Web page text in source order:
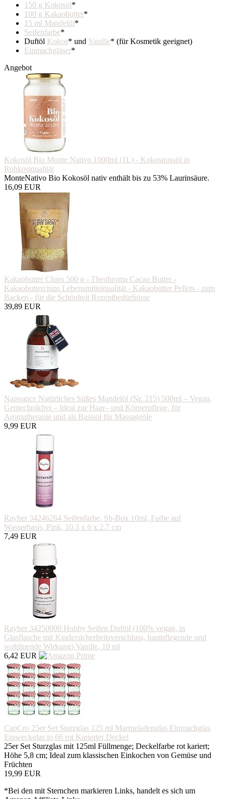
150 g Kokosöl*
100 g Kakaobutter*
15 ml Mandelöl*
Seifenfarbe*
Duftöl Kokos* und Vanille* (für Kosmetik geeignet)
Einmachgläser*
Angebot
Kokosöl Bio Monte Nativo 1000ml (1L) - Kokosnussöl in
Rohkostqualität
MonteNativo Bio Kokosöl nativ enthält bis zu 53% Laurinsäure.
16,09 EUR
Kakaobutter Chips 500 g - Theobroma Cacao Butter -
Kakaobutterchips Lebensmittelqualität - Kakaobutter Pellets - zum
Backen - für die Schönheit Rezeptbedürfnisse
39,89 EUR
Naissance Natürliches Süßes Mandelöl (Nr. 215) 500ml – Vegan,
Gentechnikfrei – Ideal zur Haar– und Körperpflege, für
Aromatherapie und als Basisöl für Massageöle
9,99 EUR
Rayher 34246264 Seifenfarbe, Sb-Box 10ml, Farbe auf
Wasserbasis, Pink, 10.3 x 6 x 2.7 cm
7,49 EUR
Rayher 34250000 Hobby Seifen Duftöl (100% vegan, in
Glasflasche mit Kindersicherheitsverschluss, hautpflegende und
wohltuende Wirkung) Vanille, 10 ml
6,42 EUR
CapCro 25er Set Sturzglas 125 ml Marmeladenglas Einmachglas
Einweckglas to 66 rot Karierter Deckel
25er Set Sturzglas mit 125ml Füllmenge; Deckelfarbe rot kariert;
Höhe 5,8 cm; Ideal zum klassischen Einkochen von Gemüse und
Früchten
19,99 EUR
*Bei den mit Sternchen markieren Links, handelt es sich um